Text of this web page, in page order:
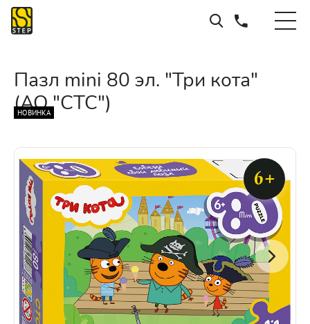
Пазл mini 80 эл. "Три кота"
(АО "СТС")
НОВИНКА
6+